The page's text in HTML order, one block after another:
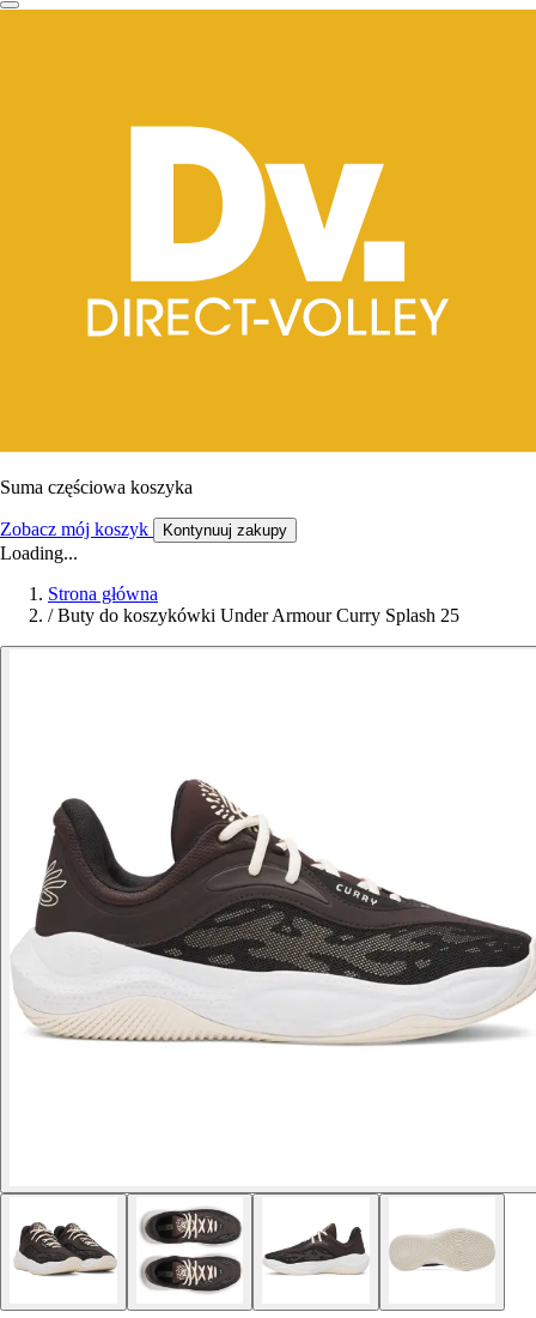
Suma częściowa koszyka
Zobacz mój koszyk Kontynuuj zakupy
Loading...
Strona główna
/ Buty do koszykówki Under Armour Curry Splash 25